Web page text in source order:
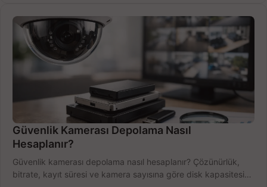
Güvenlik Kamerası Depolama Nasıl
Hesaplanır?
Güvenlik kamerası depolama nasıl hesaplanır? Çözünürlük,
bitrate, kayıt süresi ve kamera sayısına göre disk kapasitesini